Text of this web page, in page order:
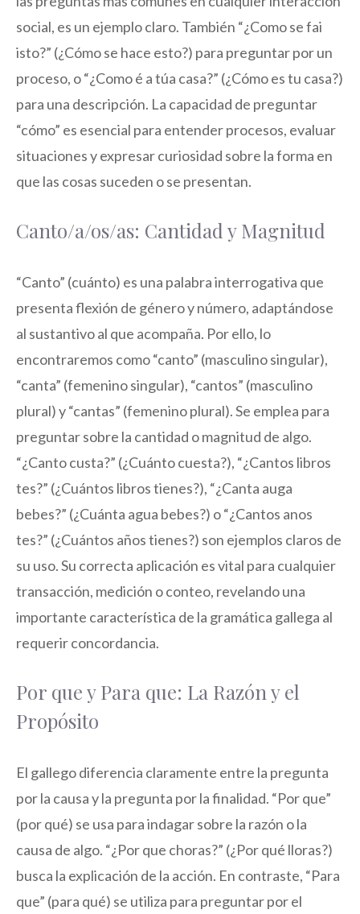
social, es un ejemplo claro. También “¿Como se fai
isto?” (¿Cómo se hace esto?) para preguntar por un
proceso, o “¿Como é a túa casa?” (¿Cómo es tu casa?)
para una descripción. La capacidad de preguntar
“cómo” es esencial para entender procesos, evaluar
situaciones y expresar curiosidad sobre la forma en
que las cosas suceden o se presentan.
Canto/a/os/as: Cantidad y Magnitud
“Canto” (cuánto) es una palabra interrogativa que
presenta flexión de género y número, adaptándose
al sustantivo al que acompaña. Por ello, lo
encontraremos como “canto” (masculino singular),
“canta” (femenino singular), “cantos” (masculino
plural) y “cantas” (femenino plural). Se emplea para
preguntar sobre la cantidad o magnitud de algo.
“¿Canto custa?” (¿Cuánto cuesta?), “¿Cantos libros
tes?” (¿Cuántos libros tienes?), “¿Canta auga
bebes?” (¿Cuánta agua bebes?) o “¿Cantos anos
tes?” (¿Cuántos años tienes?) son ejemplos claros de
su uso. Su correcta aplicación es vital para cualquier
transacción, medición o conteo, revelando una
importante característica de la gramática gallega al
requerir concordancia.
Por que y Para que: La Razón y el
Propósito
El gallego diferencia claramente entre la pregunta
por la causa y la pregunta por la finalidad. “Por que”
(por qué) se usa para indagar sobre la razón o la
causa de algo. “¿Por que choras?” (¿Por qué lloras?)
busca la explicación de la acción. En contraste, “Para
que” (para qué) se utiliza para preguntar por el